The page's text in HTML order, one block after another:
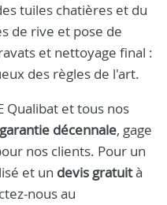
tuiles chatières et du
de rive et pose de
et nettoyage final :
des règles de l'art.
Qualibat et tous nos
garantie décennale, gage
nos clients. Pour un
et un devis gratuità
nous au